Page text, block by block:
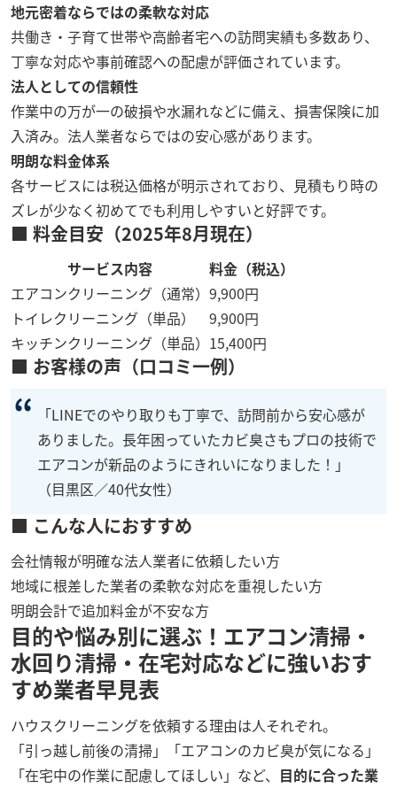
地元密着ならではの柔軟な対応
共働き・子育て世帯や高齢者宅への訪問実績も多数あり、
丁寧な対応や事前確認への配慮が評価されています。
法人としての信頼性
作業中の万が一の破損や水漏れなどに備え、損害保険に加
入済み。法人業者ならではの安心感があります。
明朗な料金体系
各サービスには税込価格が明示されており、見積もり時の
ズレが少なく初めてでも利用しやすいと好評です。
■ 料金目安（2025年8月現在）
サービス内容
料金（税込）
エアコンクリーニング（通常） 9,900円
トイレクリーニング（単品）
9,900円
キッチンクリーニング（単品） 15,400円
■ お客様の声（口コミ一例）
「LINEでのやり取りも丁寧で、訪問前から安心感が
ありました。長年困っていたカビ臭さもプロの技術で
エアコンが新品のようにきれいになりました！」
（目黒区／40代女性）
■ こんな人におすすめ
会社情報が明確な法人業者に依頼したい方
地域に根差した業者の柔軟な対応を重視したい方
明朗会計で追加料金が不安な方
目的や悩み別に選ぶ！エアコン清掃・
水回り清掃・在宅対応などに強いおす
すめ業者早見表
ハウスクリーニングを依頼する理由は人それぞれ。
「引っ越し前後の清掃」「エアコンのカビ臭が気になる」
「在宅中の作業に配慮してほしい」など、 目的に合った業